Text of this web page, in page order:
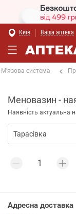
Київ Ваша аптека
М'язова система
Меновазин -
Наявність актуальна
Адресна доставка